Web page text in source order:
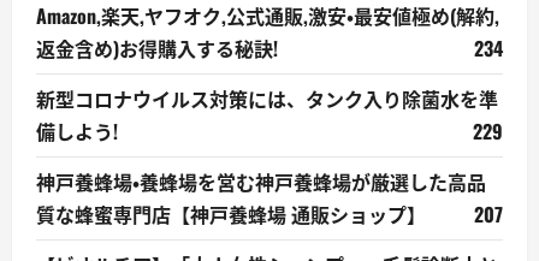
Amazon,楽天,ヤフオク,公式通販,激安・最安値極め(解約,
返金含め)お得購入する秘訣!
234
新型コロナウイルス対策には、タンク入り除菌水を準
備しよう!
229
神戸養蜂場・養蜂場を営む神戸養蜂場が厳選した高品
質な蜂蜜専門店【神戸養蜂場 通販ショップ】
207